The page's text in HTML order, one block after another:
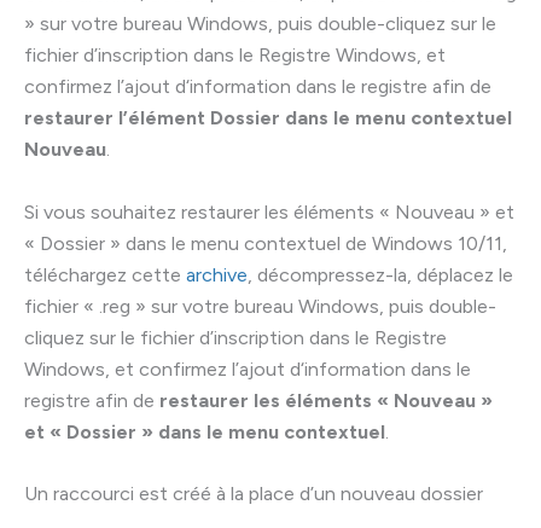
» sur votre bureau Windows, puis double-cliquez sur le
fichier d’inscription dans le Registre Windows, et
confirmez l’ajout d‘information dans le registre afin de
restaurer l’élément Dossier dans le menu contextuel
Nouveau.
Si vous souhaitez restaurer les éléments « Nouveau » et
« Dossier » dans le menu contextuel de Windows 10/11,
téléchargez cette archive, décompressez-la, déplacez le
fichier « .reg » sur votre bureau Windows, puis double-
cliquez sur le fichier d’inscription dans le Registre
Windows, et confirmez l’ajout d‘information dans le
registre afin de restaurer les éléments « Nouveau »
et « Dossier » dans le menu contextuel.
Un raccourci est créé à la place d’un nouveau dossier